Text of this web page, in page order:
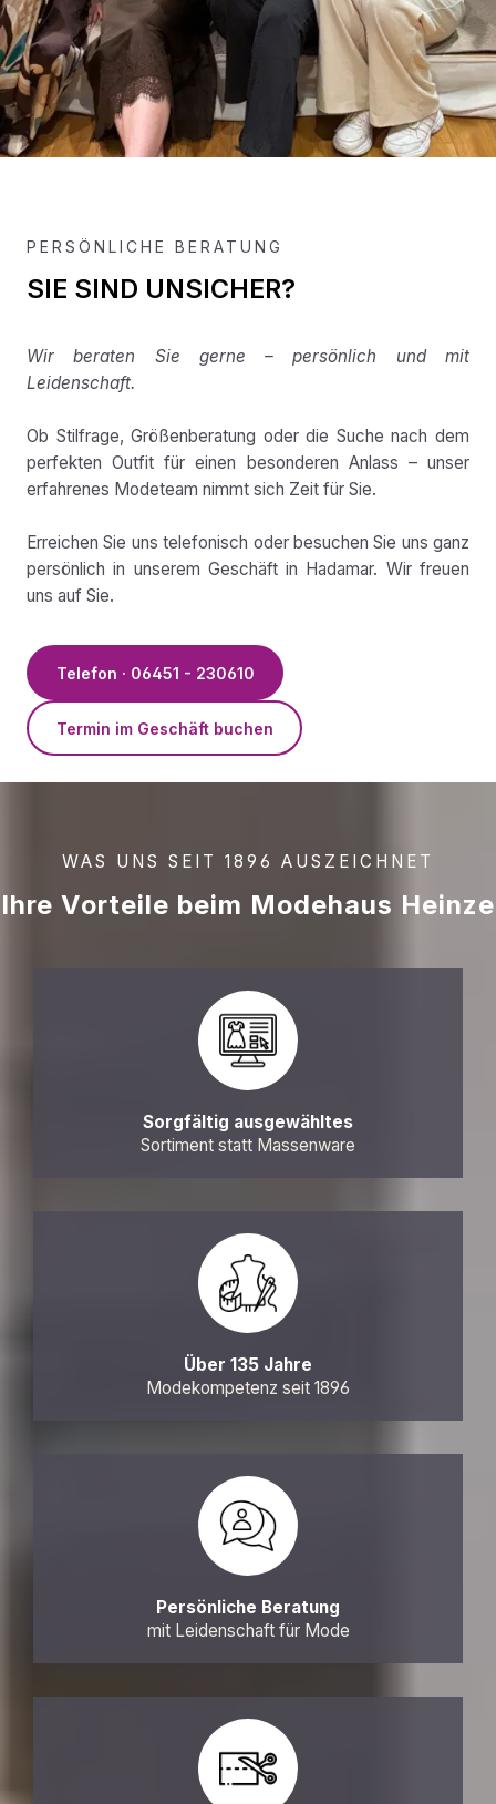
PERSÖNLICHE BERATUNG
SIE SIND UNSICHER?
Wir beraten Sie gerne – persönlich und mit
Leidenschaft.
Ob Stilfrage, Größenberatung oder die Suche nach dem
perfekten Outfit für einen besonderen Anlass – unser
erfahrenes Modeteam nimmt sich Zeit für Sie.
Erreichen Sie uns telefonisch oder besuchen Sie uns ganz
persönlich in unserem Geschäft in Hadamar. Wir freuen
uns auf Sie.
Telefon · 06451 - 230610
Termin im Geschäft buchen
WAS UNS SEIT 1896 AUSZEICHNET
Ihre Vorteile beim Modehaus Heinze
Sorgfältig ausgewähltes
Sortiment statt Massenware
Über 135 Jahre
Modekompetenz seit 1896
Persönliche Beratung
mit Leidenschaft für Mode